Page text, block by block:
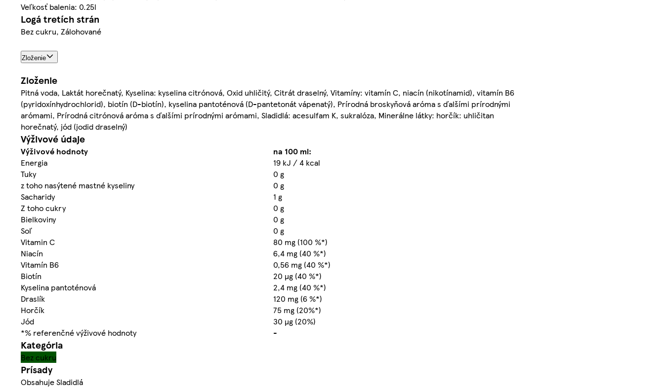
Veľkosť balenia: 0.25l
Logá tretích strán
Bez cukru, Zálohované
Zloženie
Zloženie
Pitná voda, Laktát horečnatý, Kyselina: kyselina citrónová, Oxid uhličitý, Citrát draselný, Vitamíny: vitamín C, niacín (nikotínamid), vitamín B6
(pyridoxínhydrochlorid), biotín (D-biotín), kyselina pantoténová (D-pantetonát vápenatý), Prírodná broskyňová aróma s ďalšími prírodnými
arómami, Prírodná citrónová aróma s ďalšími prírodnými arómami, Sladidlá: acesulfam K, sukralóza, Minerálne látky: horčík: uhličitan
horečnatý, jód (jodid draselný)
Výživové údaje
Výživové hodnoty
na 100 ml:
Energia
19 kJ / 4 kcal
Tuky
0 g
z toho nasýtené mastné kyseliny
0 g
Sacharidy
1 g
Z toho cukry
0 g
Bielkoviny
0 g
Soľ
0 g
Vitamin C
80 mg (100 %*)
Niacín
6,4 mg (40 %*)
Vitamín B6
0,56 mg (40 %*)
Biotín
20 µg (40 %*)
Kyselina pantoténová
2,4 mg (40 %*)
Draslík
120 mg (6 %*)
Horčík
75 mg (20%*)
Jód
30 µg (20%)
*% referenčné výživové hodnoty
-
Kategória
Bez cukru
Prísady
Obsahuje Sladidlá